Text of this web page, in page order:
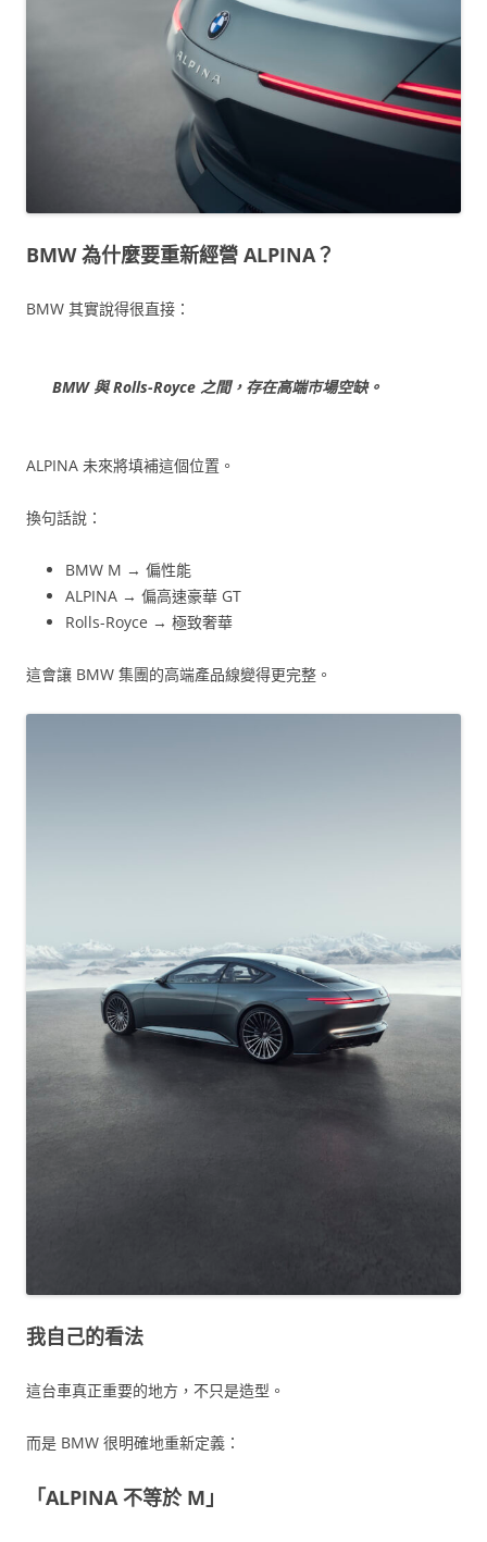
BMW 為什麼要重新經營 ALPINA？
BMW 其實說得很直接：
BMW 與 Rolls-Royce 之間，存在高端市場空缺。
ALPINA 未來將填補這個位置。
換句話說：
BMW M → 偏性能
ALPINA → 偏高速豪華 GT
Rolls-Royce → 極致奢華
這會讓 BMW 集團的高端產品線變得更完整。
我自己的看法
這台車真正重要的地方，不只是造型。
而是 BMW 很明確地重新定義：
「ALPINA 不等於 M」